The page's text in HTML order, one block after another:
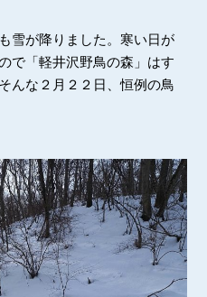
雪が降りました。寒い日が
で「軽井沢野鳥の森」はす
んな２月２２日、恒例の鳥